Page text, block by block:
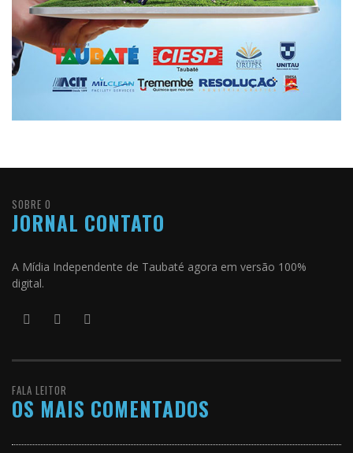
SOBRE O
JORNAL CONTATO
A Mídia Independente de Taubaté agora em versão 100%
digital.
FALA LEITOR
OS MAIS COMENTADOS